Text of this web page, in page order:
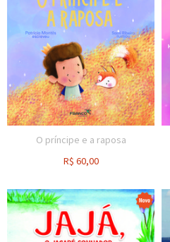
O príncipe e a raposa
R$ 60,00